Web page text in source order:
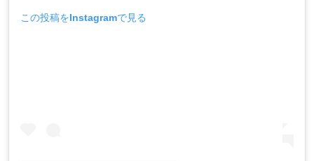
この投稿をInstagramで見る